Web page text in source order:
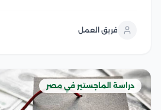
القبول، والوثائق المطلوبة، وآلية
فريق العمل
دراسة الماجستير في مصر